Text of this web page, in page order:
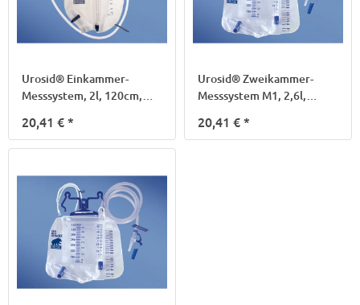
Urosid® Einkammer-
Messsystem, 2l, 120cm,
20,41 €*
Urosid® Zweikammer-
Messsystem M1, 2,6l,
20,41 €*